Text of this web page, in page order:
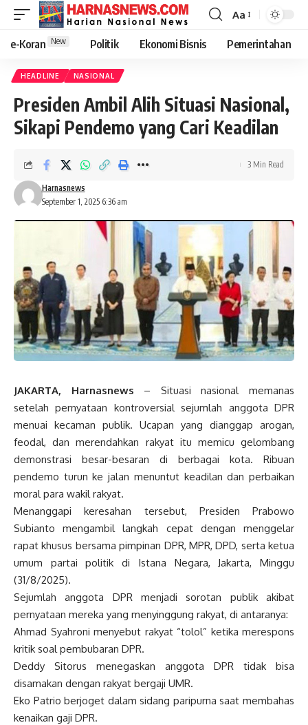
Aa
e-Koran New Politik Ekonomi Bisnis Pemerintahan
HEADLINE NASIONAL
Presiden Ambil Alih Situasi Nasional,
Sikapi Pendemo yang Cari Keadilan
September 1, 2025 6:36 am
Harnasnews
3 Min Read
JAKARTA, Harnasnews – Situasi nasional memanas
setelah pernyataan kontroversial sejumlah anggota DPR
menuai kecaman publik. Ucapan yang dianggap arogan,
feodal, dan merendahkan rakyat itu memicu gelombang
demonstrasi besar-besaran di berbagai kota. Ribuan
pendemo turun ke jalan menuntut keadilan dan perbaikan
moral para wakil rakyat.
Menanggapi keresahan tersebut, Presiden Prabowo
Subianto mengambil langkah cepat dengan menggelar
rapat khusus bersama pimpinan DPR, MPR, DPD, serta ketua
umum partai politik di Istana Negara, Jakarta, Minggu
(31/8/2025).
Sejumlah anggota DPR menjadi sorotan publik akibat
pernyataan mereka yang menyinggung rakyat, di antaranya:
Ahmad Syahroni menyebut rakyat “tolol” ketika merespons
kritik soal pembubaran DPR.
Deddy Sitorus menegaskan anggota DPR tidak bisa
disamakan dengan rakyat bergaji UMR.
Eko Patrio berjoget dalam sidang paripurna saat membahas
kenaikan gaji DPR.